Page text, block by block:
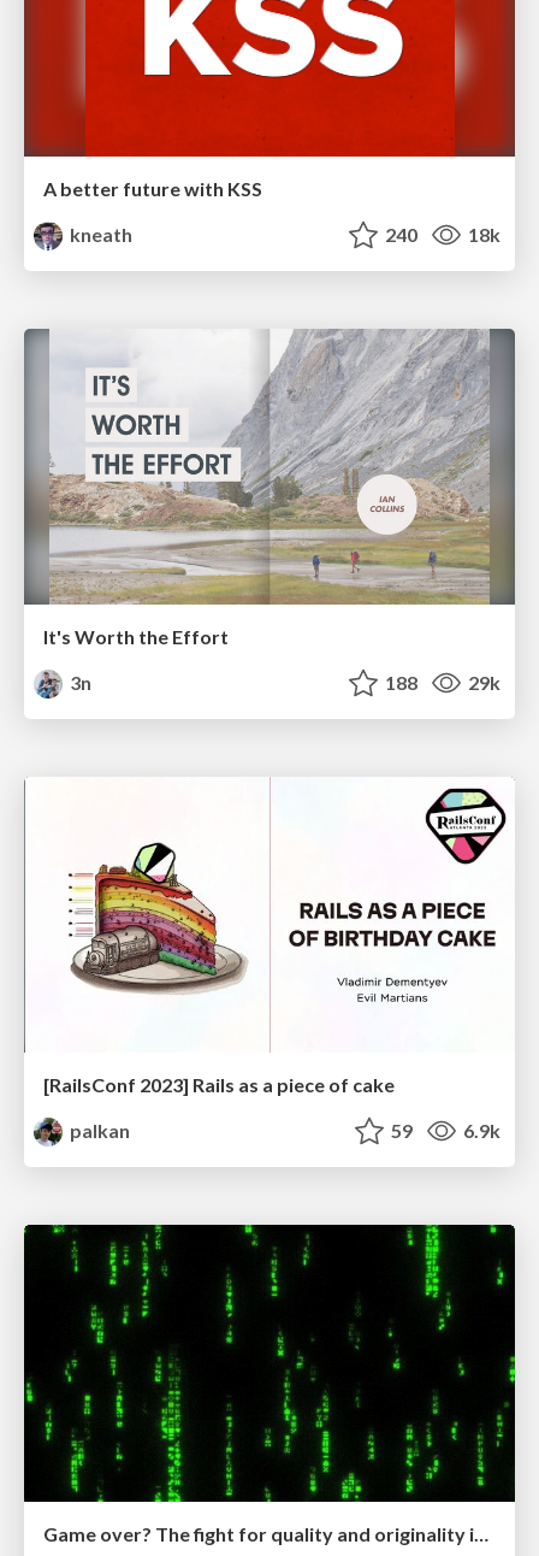
A better future with KSS
kneath
240 18k
It's Worth the Effort
3n
188 29k
[RailsConf 2023] Rails as a piece of cake
palkan
59 6.9k
Game over? The fight for quality and originality in the time of robots